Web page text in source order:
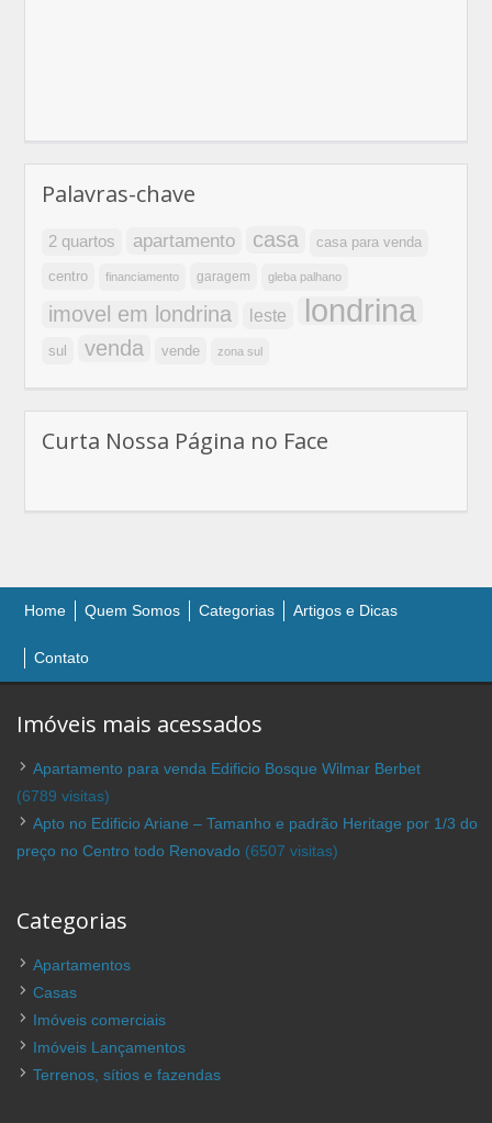
Palavras-chave
2 quartos apartamento casa casa para venda
centro financiamento garagem gleba palhano
imovel em londrina leste londrina
sul venda vende zona sul
Curta Nossa Página no Face
Home Quem Somos Categorias Artigos e Dicas
Contato
Imóveis mais acessados
Apartamento para venda Edificio Bosque Wilmar Berbet
(6789 visitas)
Apto no Edificio Ariane – Tamanho e padrão Heritage por 1/3 do
preço no Centro todo Renovado (6507 visitas)
Categorias
Apartamentos
Casas
Imóveis comerciais
Imóveis Lançamentos
Terrenos, sítios e fazendas